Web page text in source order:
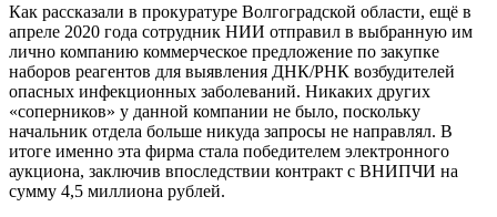
Как рассказали в прокуратуре Волгоградской области, ещё в
апреле 2020 года сотрудник НИИ отправил в выбранную им
лично компанию коммерческое предложение по закупке
наборов реагентов для выявления ДНК/РНК возбудителей
опасных инфекционных заболеваний. Никаких других
«соперников» у данной компании не было, поскольку
начальник отдела больше никуда запросы не направлял. В
итоге именно эта фирма стала победителем электронного
аукциона, заключив впоследствии контракт с ВНИПЧИ на
сумму 4,5 миллиона рублей.